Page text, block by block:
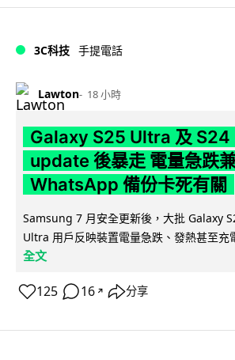
3C科技 手提電話
Lawton 18 小時
Galaxy S25 Ultra 及
update 後暴走 電量急跌
WhatsApp 備份卡死有關
Samsung 7 月安全更新後，大批 Galaxy
Ultra 用戶反映裝置電量急跌、發熱甚至充
全文
125 16 ↗ 分享